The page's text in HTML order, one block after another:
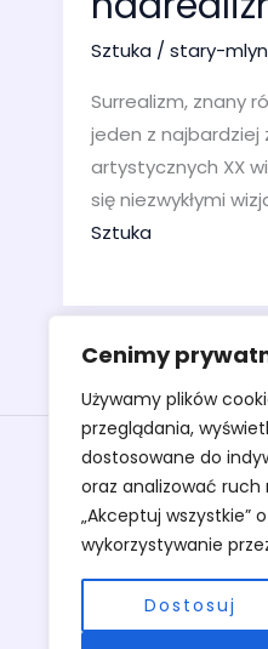
Cenimy
Używamy plików
przeglądania,
dostosowane do
oraz analizować ruch
„Akceptuj wszystkie”
wykorzystywanie
Dostosuj
Sztuka / stary-
Surrealizm, znany
jeden z
artystycznych XX
się niezwykłymi
Sztuka
Obrazy
Rzeźby
Sztuka
Warsztaty
O pracowni
Kontakt